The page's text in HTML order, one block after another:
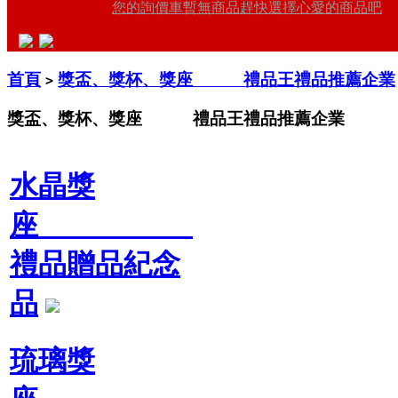
您的詢價車暫無商品趕快選擇心愛的商品吧
首頁 > 獎盃、獎杯、獎座 禮品王禮品推薦企業
獎盃、獎杯、獎座 禮品王禮品推薦企業
水晶獎
座
禮品贈品紀念
品
琉璃獎